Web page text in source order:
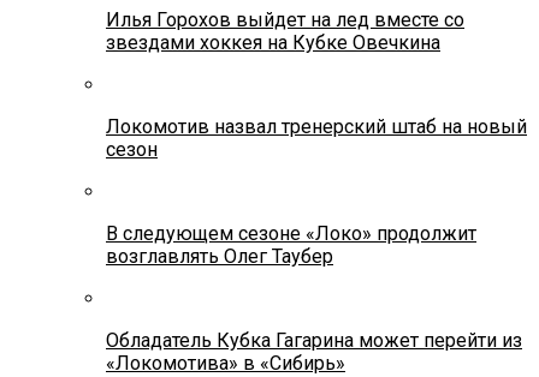
Илья Горохов выйдет на лед вместе со
звездами хоккея на Кубке Овечкина
Локомотив назвал тренерский штаб на новый
сезон
В следующем сезоне «Локо» продолжит
возглавлять Олег Таубер
Обладатель Кубка Гагарина может перейти из
«Локомотива» в «Сибирь»